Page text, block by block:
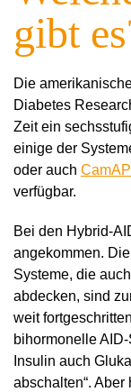
gibt
Die
Diabetes
Zeit ein
einige der
oder auch
verfügbar.
Bei den Hybrid-
angekommen.
Systeme, die
abdecken, sind
weit
bihormonelle
Insulin auch
abschalten“.